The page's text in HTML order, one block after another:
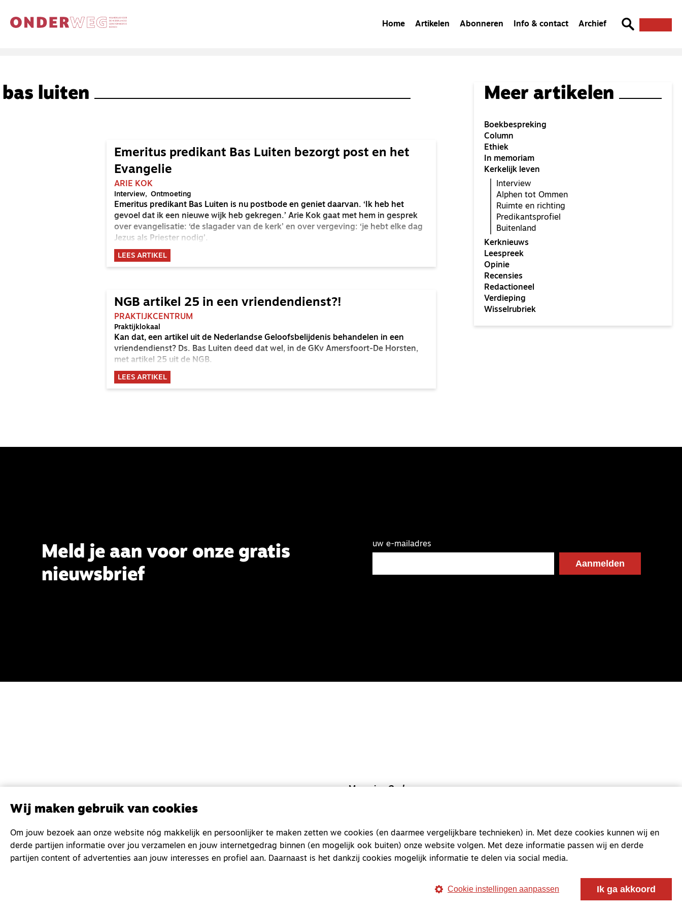
Home Artikelen Abonneren Info & contact Archief
bas luiten
Emeritus predikant Bas Luiten bezorgt post en het
Evangelie
ARIE KOK
Interview Ontmoeting
Emeritus predikant Bas Luiten is nu postbode en geniet daarvan. ‘Ik heb het
gevoel dat ik een nieuwe wijk heb gekregen.’ Arie Kok gaat met hem in gesprek
over evangelisatie: ‘de slagader van de kerk’ en over vergeving: ‘je hebt elke dag
Jezus als Priester nodig’.
LEES ARTIKEL
NGB artikel 25 in een vriendendienst?!
PRAKTIJKCENTRUM
Praktijklokaal
Kan dat, een artikel uit de Nederlandse Geloofsbelijdenis behandelen in een
vriendendienst? Ds. Bas Luiten deed dat wel, in de GKv Amersfoort-De Horsten,
met artikel 25 uit de NGB.
LEES ARTIKEL
Meer artikelen
Boekbespreking
Column
Ethiek
In memoriam
Kerkelijk leven
Interview
Alphen tot Ommen
Ruimte en richting
Predikantsprofiel
Buitenland
Kerknieuws
Leespreek
Opinie
Recensies
Redactioneel
Verdieping
Wisselrubriek
Meld je aan voor onze gratis
nieuwsbrief
uw e-mailadres
MagazineOnderweg
MagazineOnderweg
Kvk-nummer 33277063
info@onderwegonline.nl
Wij maken gebruik van cookies
Om jouw bezoek aan onze website nóg makkelijk en persoonlijker te maken zetten we cookies (en daarmee vergelijkbare technieken) in. Met deze cookies kunnen wij en
derde partijen informatie over jou verzamelen en jouw internetgedrag binnen (en mogelijk ook buiten) onze website volgen. Met deze informatie passen wij en derde
partijen content of advertenties aan jouw interesses en profiel aan. Daarnaast is het dankzij cookies mogelijk informatie te delen via social media.
Cookie instellingen aanpassen Ik ga akkoord